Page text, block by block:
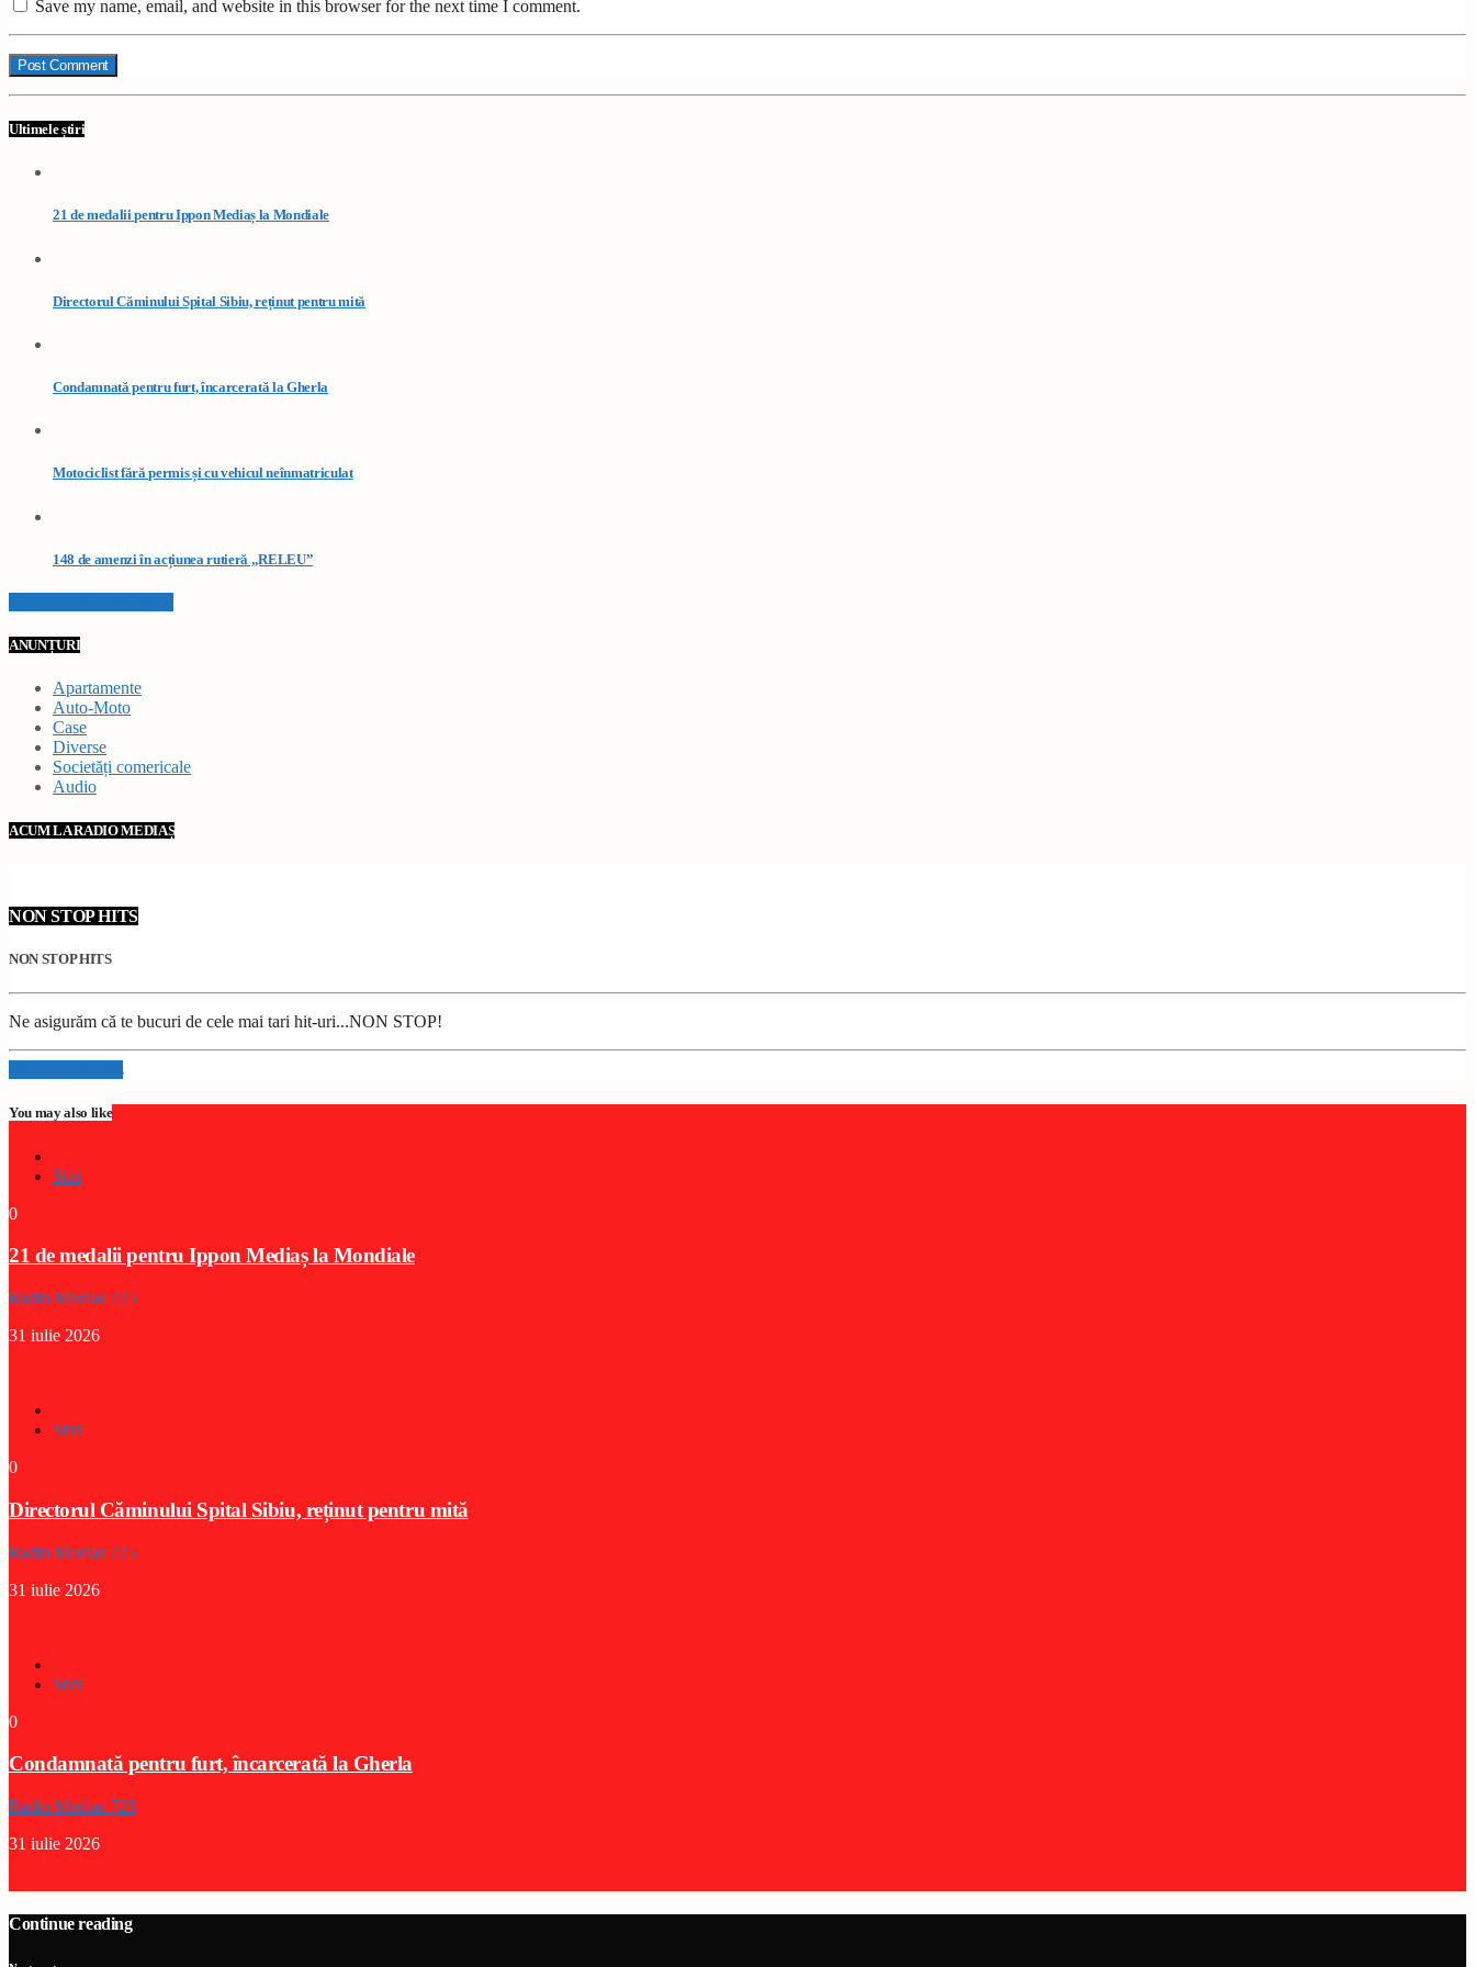
Save my name, email, and website in this browser for the next time I comment.
Ultimele știri
21 de medalii pentru Ippon Mediaș la Mondiale
Directorul Căminului Spital Sibiu, reținut pentru mită
Condamnată pentru furt, încarcerată la Gherla
Motociclist fără permis și cu vehicul neînmatriculat
148 de amenzi în acțiunea rutieră „RELEU”
ANUNȚURI
Apartamente
Auto-Moto
Case
Diverse
Societăți comericale
Audio
ACUM LA RADIO MEDIAȘ
NON STOP HITS
NON STOP HITS
Ne asigurăm că te bucuri de cele mai tari hit-uri...NON STOP!
Info and episodes
You may also like
Stiri
0
21 de medalii pentru Ippon Mediaș la Mondiale
Radio Medias 725
31 iulie 2026
Stiri
0
Directorul Căminului Spital Sibiu, reținut pentru mită
Radio Medias 725
31 iulie 2026
Stiri
0
Condamnată pentru furt, încarcerată la Gherla
Radio Medias 725
31 iulie 2026
Continue reading